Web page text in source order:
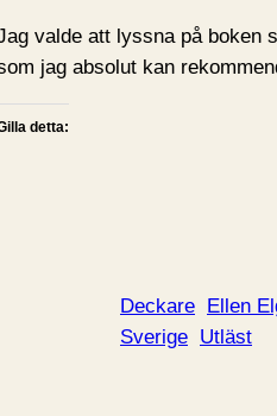
valde att lyssna på boken
jag absolut kan
detta:
Deckare Ellen
Sverige Utläst